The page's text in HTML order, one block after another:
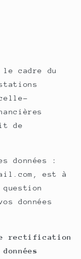
cadre du
de
données :
est à
données
rectification